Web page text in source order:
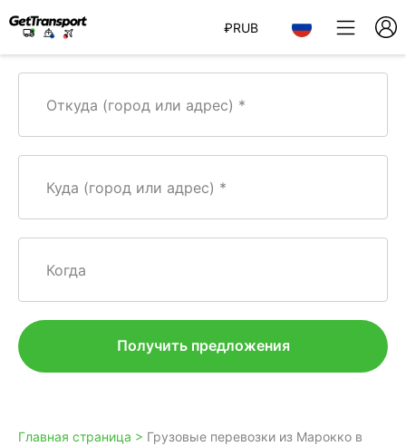
₽RUB
Откуда (город или адрес)
Куда (город или адрес)
Когда
Получить предложения
Главная страница > Грузовые перевозки из Марокко в